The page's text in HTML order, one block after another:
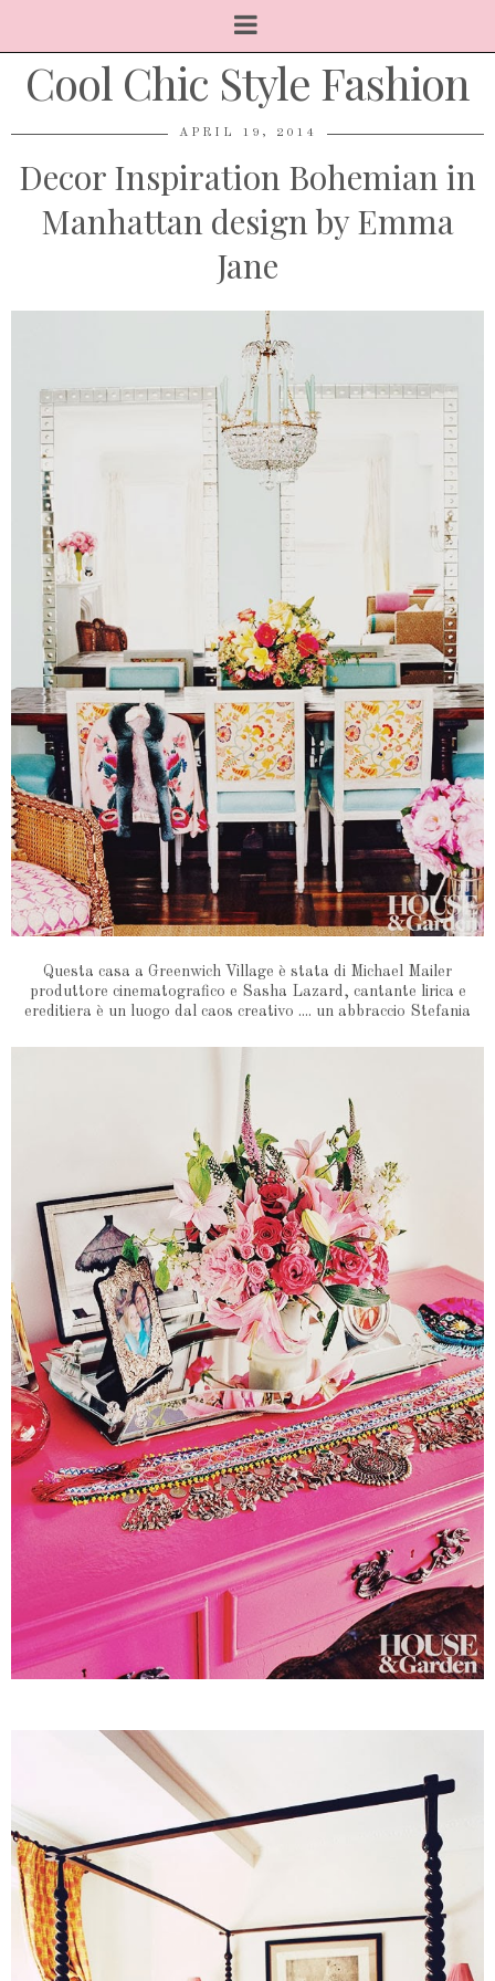
Cool Chic Style Fashion
APRIL 19, 2014
Decor Inspiration Bohemian in
Manhattan design by Emma
Jane
Questa casa a Greenwich Village è stata di Michael Mailer
produttore cinematografico e Sasha Lazard, cantante lirica e
ereditiera è un luogo dal caos creativo .... un abbraccio Stefania